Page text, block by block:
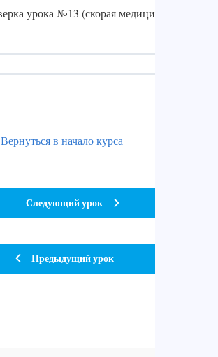
урока №13 (скорая медицинская
Предыдущий урок
Вернуться в начало курса
Следующий урок